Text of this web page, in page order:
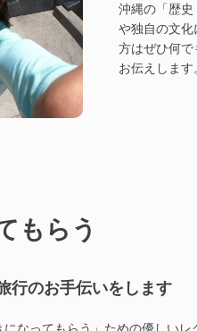
沖縄の「歴
や独自の文
方はぜひ何
お伝えします
もらう
行のお手伝いをします
なってもらう」ための優しいレ